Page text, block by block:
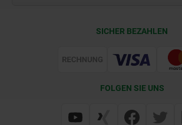
Web Support
SICHER BEZAHLEN
FOLGEN SIE UNS